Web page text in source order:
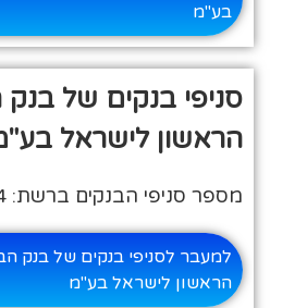
בע"מ
סניפי בנקים של בנק
הראשון לישראל
מספר סניפי הבנקים ברשת: 144
למעבר לסניפי בנקים של בנק
הראשון לישראל בע"מ